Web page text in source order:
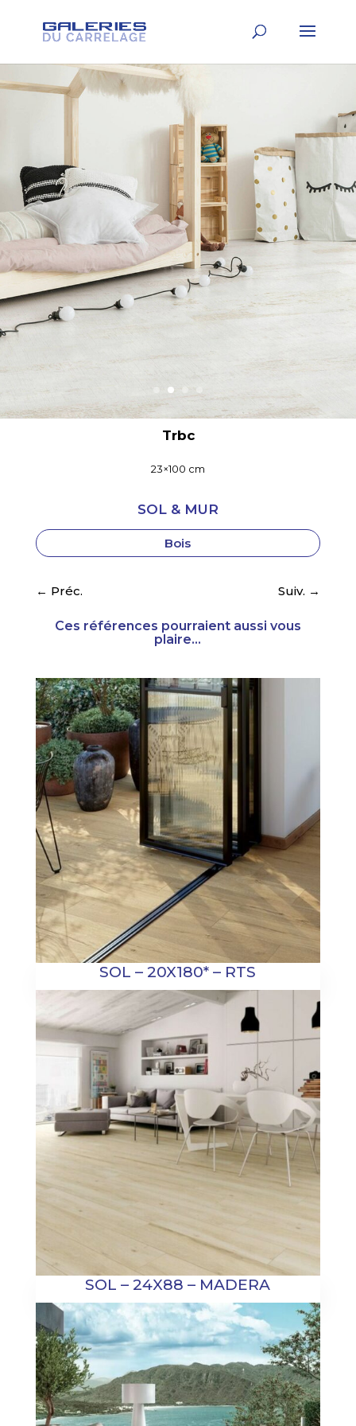
Trbc
23×100 cm
SOL & MUR
Bois
← Préc. Suiv. →
Ces références pourraient aussi vous
plaire...
SOL – 20X180* – RTS
SOL – 24X88 – MADERA